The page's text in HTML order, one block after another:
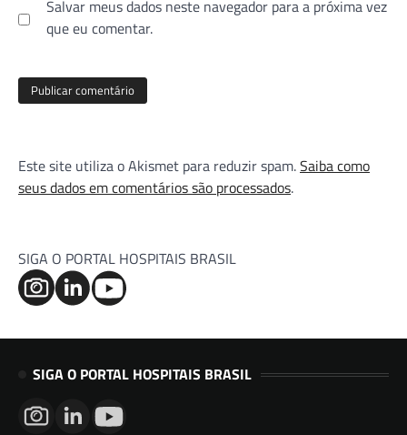
Salvar meus dados neste navegador para a próxima vez
que eu comentar.
Este site utiliza o Akismet para reduzir spam.Saiba como
seus dados em comentários são processados.
SIGA O PORTAL HOSPITAIS BRASIL
SIGA O PORTAL HOSPITAIS BRASIL